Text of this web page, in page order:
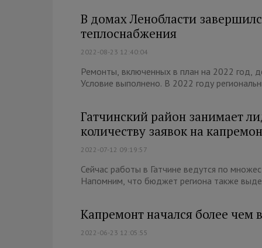
В домах Ленобласти
теплоснабжения
2022-08-23 12:40:04
Ремонты, включенных в план на 2022 год,
Условие выполнено. В 2022 году
Гатчинский район занимает
количеству заявок на
2022-07-12 09:19:57
Сейчас работы в Гатчине ведутся по
Напомним, что бюджет региона также
Капремонт начался более чем
2022-06-23 12:05:55